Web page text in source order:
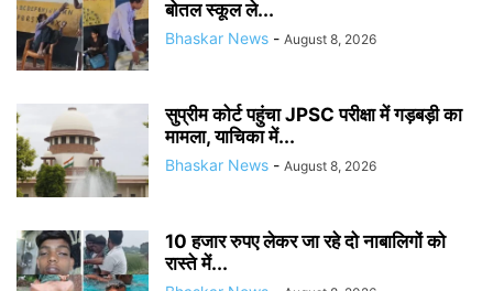
बोतल स्कूल ले...
Bhaskar News - August 8, 2026
सुप्रीम कोर्ट पहुंचा JPSC परीक्षा में गड़बड़ी का
मामला, याचिका में...
Bhaskar News - August 8, 2026
10 हजार रुपए लेकर जा रहे दो नाबालिगों को
रास्ते में...